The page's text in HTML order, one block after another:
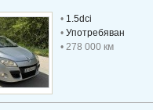
•1.5dci
•Употребяван
• 278 000 км